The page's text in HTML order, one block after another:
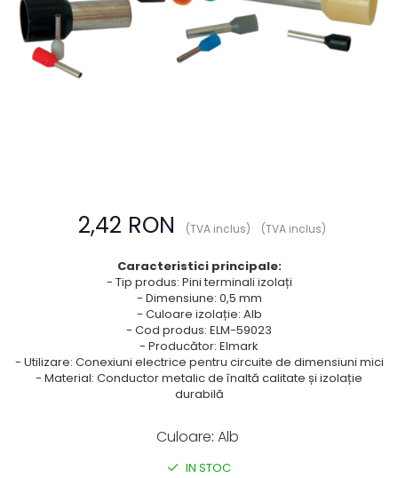
Prize TV
Prize și fișe industriale
Întrerupătoare2,42 RON (TVA inclus) (TVA inclus)
Caracteristici principale:
- Tip produs: Pini terminali izolați
- Dimensiune: 0,5 mm
- Culoare izolație: Alb
- Cod produs: ELM-59023
- Producător: Elmark
- Utilizare: Conexiuni electrice pentru circuite de dimensiuni mici
- Material: Conductor metalic de înaltă calitate și izolație
durabilă
Culoare: Alb
IN STOC